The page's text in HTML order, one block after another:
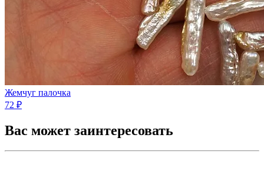
Жемчуг палочка
72 ₽
Вас может заинтересовать